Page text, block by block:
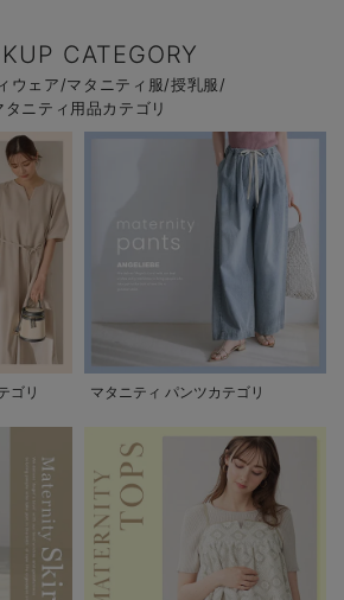
CATEGORY
ウェア/マタニティ服/授乳服/
タニティ用品カテゴリ
ゴリ マタニティ パンツカテゴリ